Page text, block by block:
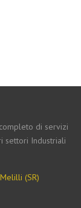
di servizi
settori Industriali
(SR)